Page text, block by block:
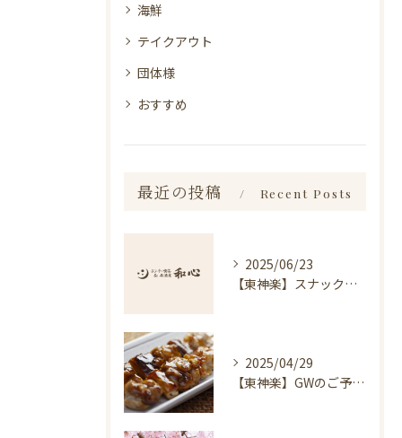
海鮮
テイクアウト
団体様
おすすめ
最近の投稿 Recent Posts
2025/06/23
【東神楽】スナック琥珀についてのお知らせ｜ランチ・喫茶＆居酒屋 和心
2025/04/29
【東神楽】GWのご予約受付中！｜ランチ・喫茶＆居酒屋 和心